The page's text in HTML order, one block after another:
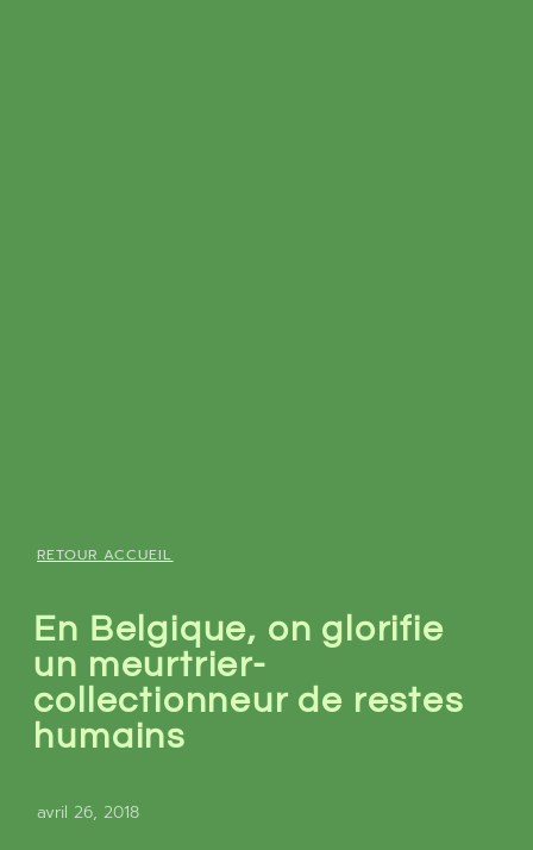
RETOUR ACCUEIL
En Belgique, on glorifie
un meurtrier-
collectionneur de restes
humains
avril 26, 2018